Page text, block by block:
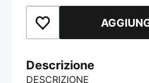
Aggiungi ai Preferiti
Descrizione
DESCRIZIONE